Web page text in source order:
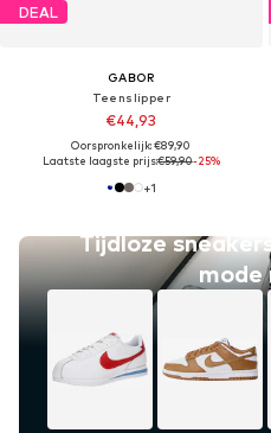
DEAL
GABOR
Teenslipper
€44,93
Oorspronkelijk: €89,90
Laatste laagste prijs:€59,90-25%
+1
Tijdloze
mode